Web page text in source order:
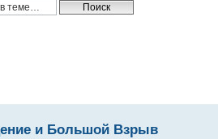
и Большой Взрыв